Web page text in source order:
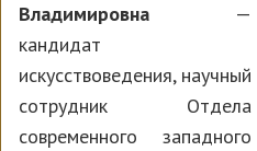
Владимировна —
кандидат
искусствоведения, научный
сотрудник Отдела
современного западного